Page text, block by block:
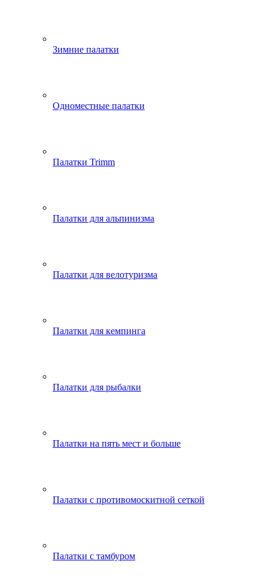
Зимние палатки
Одноместные палатки
Палатки Trimm
Палатки для альпинизма
Палатки для велотуризма
Палатки для кемпинга
Палатки для рыбалки
Палатки на пять мест и больше
Палатки с противомоскитной сеткой
Палатки с тамбуром